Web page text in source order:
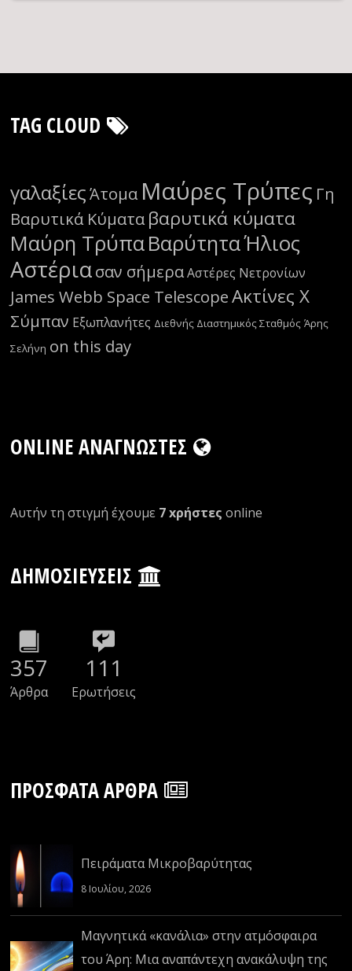
TAG CLOUD
γαλαξίες Άτομα Μαύρες Τρύπες Γη
Βαρυτικά Κύματα βαρυτικά κύματα
Μαύρη ΤρύπαΒαρύτηταΉλιος
Αστέριασαν σήμερα Αστέρες Νετρονίων
James Webb Space Telescope Ακτίνες Χ
Σύμπαν Εξωπλανήτες Διεθνής Διαστημικός Σταθμός Άρης
Σελήνη on this day
ONLINE ΑΝΑΓΝΏΣΤΕΣ
Αυτήν τη στιγμή έχουμε 7 xρήστες οnline
ΔΗΜΟΣΙΕΎΣΕΙΣ
357
Άρθρα
111
Ερωτήσεις
ΠΡΌΣΦΑΤΑ ΆΡΘΡΑ
Πειράματα Μικροβαρύτητας
8 Ιουλίου, 2026
Μαγνητικά «κανάλια» στην ατμόσφαιρα
του Άρη: Μια αναπάντεχη ανακάλυψη της